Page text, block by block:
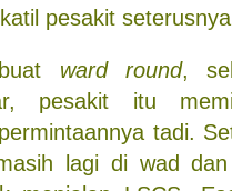
pesakit
ward round,
pesakit itu
tadi.
lagi di wad dan